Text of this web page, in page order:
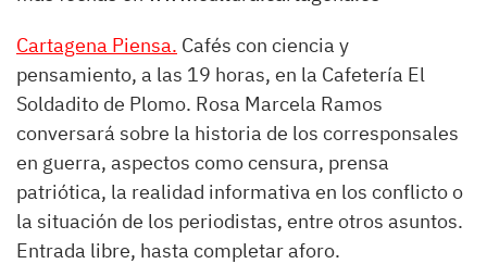
Cartagena Piensa. Cafés con ciencia y
pensamiento, a las 19 horas, en la Cafetería El
Soldadito de Plomo. Rosa Marcela Ramos
conversará sobre la historia de los corresponsales
en guerra, aspectos como censura, prensa
patriótica, la realidad informativa en los conflicto o
la situación de los periodistas, entre otros asuntos.
Entrada libre, hasta completar aforo.